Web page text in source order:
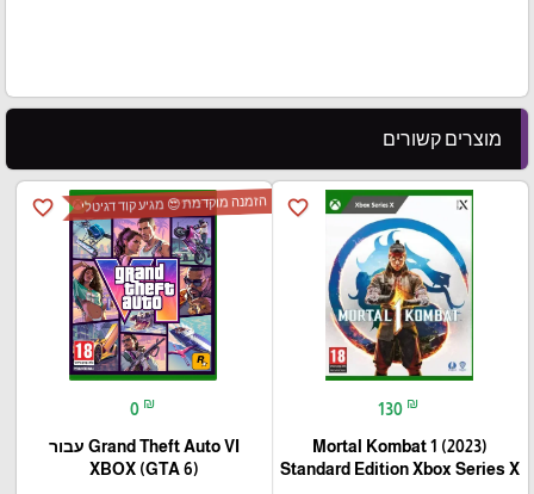
מוצרים קשורים
favorite_border
130 ₪
Mortal Kombat 1 (2023)
Standard Edition Xbox Series X
favorite_border הזמנה מוקדמת 😍 מגיע קוד דגיטלי
0 ₪
Grand Theft Auto VI עבור
(XBOX (GTA 6